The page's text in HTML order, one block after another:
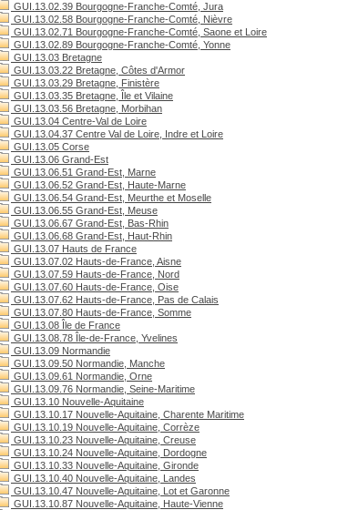
GUI.13.02.39 Bourgogne-Franche-Comté, Jura
GUI.13.02.58 Bourgogne-Franche-Comté, Nièvre
GUI.13.02.71 Bourgogne-Franche-Comté, Saone et Loire
GUI.13.02.89 Bourgogne-Franche-Comté, Yonne
GUI.13.03 Bretagne
GUI.13.03.22 Bretagne, Côtes d'Armor
GUI.13.03.29 Bretagne, Finistère
GUI.13.03.35 Bretagne, Île et Vilaine
GUI.13.03.56 Bretagne, Morbihan
GUI.13.04 Centre-Val de Loire
GUI.13.04.37 Centre Val de Loire, Indre et Loire
GUI.13.05 Corse
GUI.13.06 Grand-Est
GUI.13.06.51 Grand-Est, Marne
GUI.13.06.52 Grand-Est, Haute-Marne
GUI.13.06.54 Grand-Est, Meurthe et Moselle
GUI.13.06.55 Grand-Est, Meuse
GUI.13.06.67 Grand-Est, Bas-Rhin
GUI.13.06.68 Grand-Est, Haut-Rhin
GUI.13.07 Hauts de France
GUI.13.07.02 Hauts-de-France, Aisne
GUI.13.07.59 Hauts-de-France, Nord
GUI.13.07.60 Hauts-de-France, Oise
GUI.13.07.62 Hauts-de-France, Pas de Calais
GUI.13.07.80 Hauts-de-France, Somme
GUI.13.08 Île de France
GUI.13.08.78 Île-de-France, Yvelines
GUI.13.09 Normandie
GUI.13.09.50 Normandie, Manche
GUI.13.09.61 Normandie, Orne
GUI.13.09.76 Normandie, Seine-Maritime
GUI.13.10 Nouvelle-Aquitaine
GUI.13.10.17 Nouvelle-Aquitaine, Charente Maritime
GUI.13.10.19 Nouvelle-Aquitaine, Corrèze
GUI.13.10.23 Nouvelle-Aquitaine, Creuse
GUI.13.10.24 Nouvelle-Aquitaine, Dordogne
GUI.13.10.33 Nouvelle-Aquitaine, Gironde
GUI.13.10.40 Nouvelle-Aquitaine, Landes
GUI.13.10.47 Nouvelle-Aquitaine, Lot et Garonne
GUI.13.10.87 Nouvelle-Aquitaine, Haute-Vienne